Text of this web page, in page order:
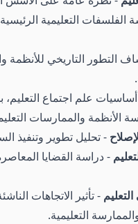
الفلسفات التعليمية
التطور التاريخي للأنظمة
علم اجتماع التعليم،
الأنظمة والممارسات
- تحليل تطوير وتنفيذ
- دراسة القضايا
- تأثير الاتجاهات
التعليمية.